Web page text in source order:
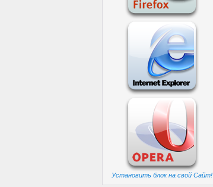
Установить блок на свой Сайт!